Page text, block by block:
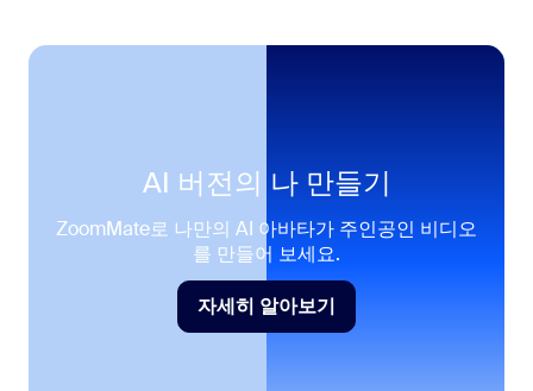
AI 버전의 나 만들기
ZoomMate로 나만의 AI 아바타가 주인공인 비디오
를 만들어 보세요.
자세히 알아보기
자세히 알아보기